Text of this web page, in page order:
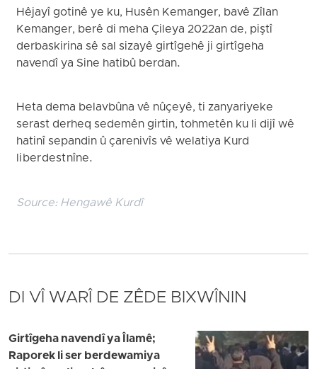
Hêjayî gotinê ye ku, Husên Kemanger, bavê Zîlan
Kemanger, berê di meha Çileya 2022an de, piştî
derbaskirina sê sal sizayê girtîgehê ji girtîgeha
navendî ya Sine hatibû berdan.
Heta dema belavbûna vê nûçeyê, ti zanyariyeke
serast derheq sedemên girtin, tohmetên ku li dijî wê
hatinî sepandin û çarenivîs vê welatiya Kurd
li ber dest nîne.
Source: Hengawê Kurdî
DI VÎ WARÎ DE ZÊDE BIXWÎNIN
Girtîgeha navendî ya Îlamê;
Raporek li ser berdewamiya